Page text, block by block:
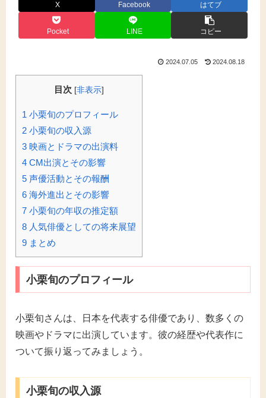
X Facebook はてブ
Pocket LINE コピー
2024.07.05 2024.08.18
目次 [非表示]
1 小栗旬のプロフィール
2 小栗旬の収入源
3 映画とドラマの出演料
4 CM出演とその影響
5 声優活動とその報酬
6 海外進出とその影響
7 小栗旬の年収の推定額
8 人気俳優としての将来展望
9 まとめ
小栗旬のプロフィール
小栗旬さんは、日本を代表する俳優であり、数多くの
映画やドラマに出演しています。彼の経歴や代表作に
ついて振り返ってみましょう。
小栗旬の収入源